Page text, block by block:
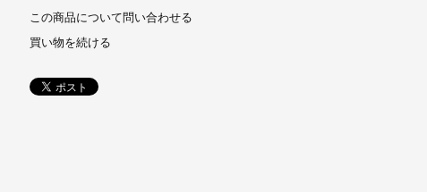
この商品について問い合わせる
買い物を続ける